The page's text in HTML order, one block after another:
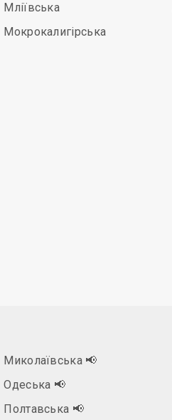
Мліївська
Мокрокалигірська
Миколаївська 📢
Одеська 📢
Полтавська 📢